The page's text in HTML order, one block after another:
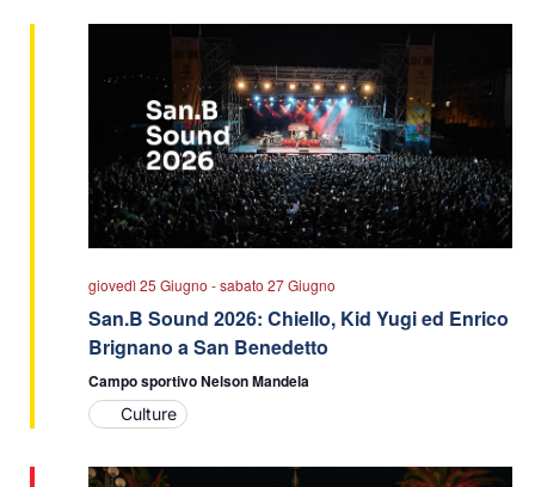
giovedì 25 Giugno -sabato 27 Giugno
San.B Sound 2026: Chiello, Kid Yugi ed Enrico
Brignano a San Benedetto
Campo sportivo Nelson Mandela
Culture